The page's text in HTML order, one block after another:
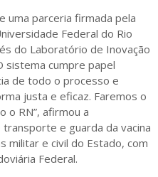
uma parceria firmada pela
Federal do Rio
do Laboratório de Inovação
sistema cumpre papel
de todo o processo e
justa e eficaz. Faremos o
o RN”, afirmou a
e guarda da vacina
militar e civil do Estado, com
Federal.